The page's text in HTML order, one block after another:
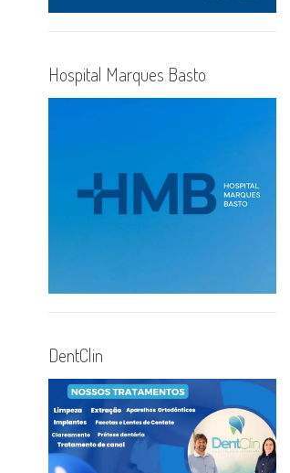
Hospital Marques Basto
DentClin